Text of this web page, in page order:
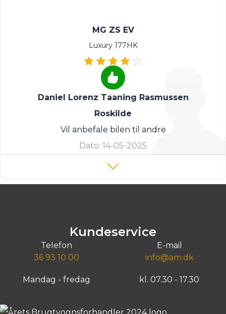
MG ZS EV
Luxury 177HK
Daniel Lorenz Taaning Rasmussen
Roskilde
Vil anbefale bilen til andre
Dato: 14-05-2025
Kundeservice
Telefon
36 93 10 00
E-mail
info@am.dk
Mandag - fredag kl. 07.30 - 17.30